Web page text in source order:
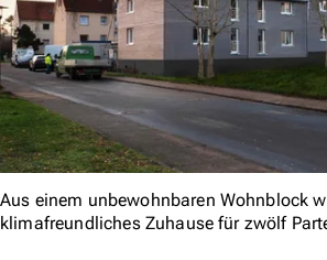
Aus einem unbewohnbaren Wohnblock
klimafreundliches Zuhause für zwölf